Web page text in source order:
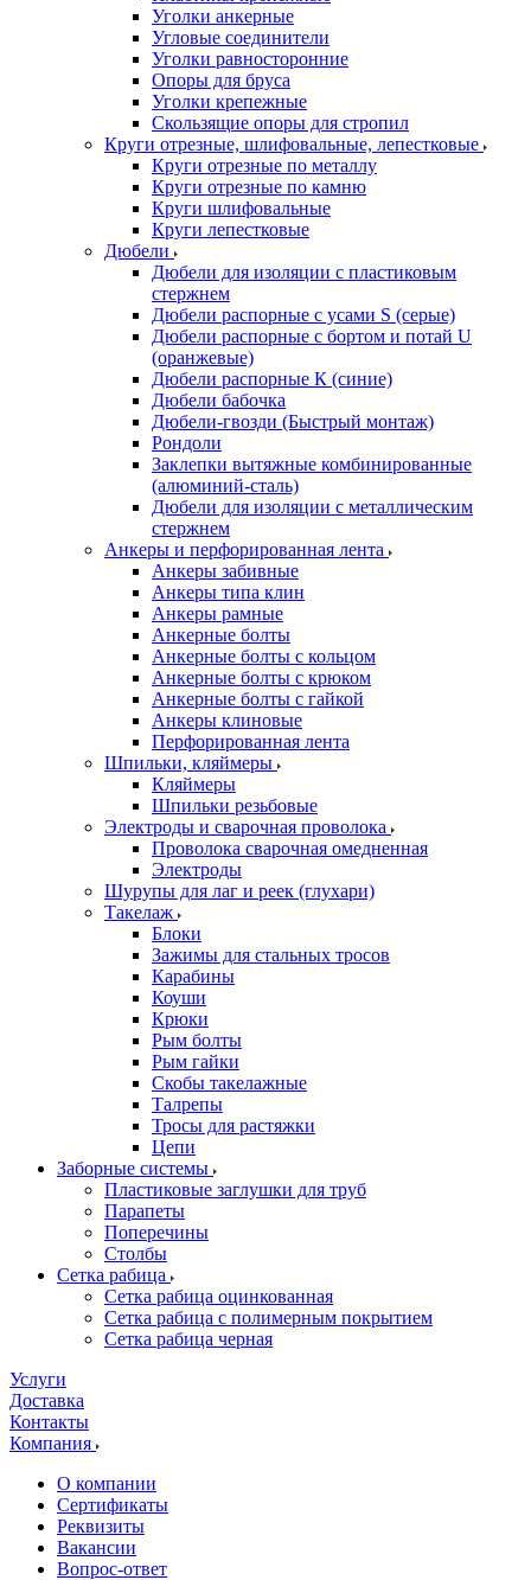
Уголки анкерные
Угловые соединители
Уголки равносторонние
Опоры для бруса
Уголки крепежные
Скользящие опоры для стропил
Круги отрезные, шлифовальные, лепестковые
Круги отрезные по металлу
Круги отрезные по камню
Круги шлифовальные
Круги лепестковые
Дюбели
Дюбели для изоляции с пластиковым
стержнем
Дюбели распорные с усами S (серые)
Дюбели распорные c бортом и потай U
(оранжевые)
Дюбели распорные К (синие)
Дюбели бабочка
Дюбели-гвозди (Быстрый монтаж)
Рондоли
Заклепки вытяжные комбинированные
(алюминий-сталь)
Дюбели для изоляции с металлическим
стержнем
Анкеры и перфорированная лента
Анкеры забивные
Анкеры типа клин
Анкеры рамные
Анкерные болты
Анкерные болты с кольцом
Анкерные болты с крюком
Анкерные болты с гайкой
Анкеры клиновые
Перфорированная лента
Шпильки, кляймеры
Кляймеры
Шпильки резьбовые
Электроды и сварочная проволока
Проволока сварочная омедненная
Электроды
Шурупы для лаг и реек (глухари)
Такелаж
Блоки
Зажимы для стальных тросов
Карабины
Коуши
Крюки
Рым болты
Рым гайки
Скобы такелажные
Талрепы
Тросы для растяжки
Цепи
Заборные системы
Пластиковые заглушки для труб
Парапеты
Поперечины
Столбы
Сетка рабица
Сетка рабица оцинкованная
Сетка рабица с полимерным покрытием
Сетка рабица черная
Услуги
Доставка
Контакты
Компания
О компании
Сертификаты
Реквизиты
Вакансии
Вопрос-ответ